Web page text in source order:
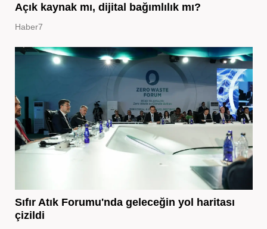
Açık kaynak mı, dijital bağımlılık mı?
Haber7
Sıfır Atık Forumu'nda geleceğin yol haritası
çizildi